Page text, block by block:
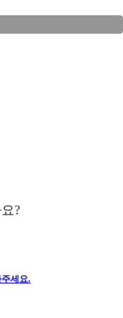
?
주세요.